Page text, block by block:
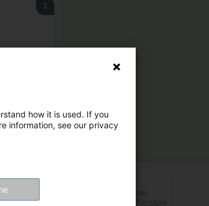
2
how it is used. If you
information, see our privacy